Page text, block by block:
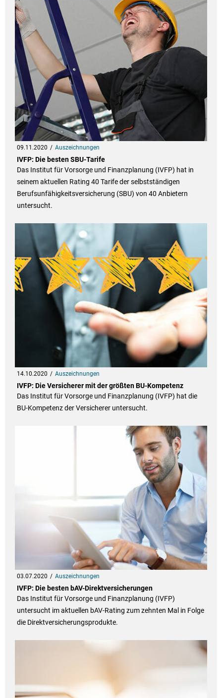
09.11.2020 Auszeichnungen
IVFP: Die besten SBU-Tarife
Das Institut für Vorsorge und Finanzplanung (IVFP) hat in
seinem aktuellen Rating 40 Tarife der selbstständigen
Berufsunfähigkeitsversicherung (SBU) von 40 Anbietern
untersucht.
14.10.2020 Auszeichnungen
IVFP: Die Versicherer mit der größten BU-Kompetenz
Das Institut für Vorsorge und Finanzplanung (IVFP) hat die
BU-Kompetenz der Versicherer untersucht.
03.07.2020 Auszeichnungen
IVFP: Die besten bAV-Direktversicherungen
Das Institut für Vorsorge und Finanzplanung (IVFP)
untersucht im aktuellen bAV-Rating zum zehnten Mal in Folge
die Direktversicherungsprodukte.